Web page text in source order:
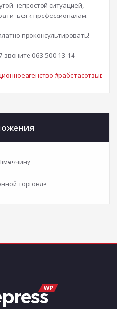
непростой ситуацией,
к профессионалам.
проконсультировать!
звоните 063 500 13 14
#работасотзывами
торговле